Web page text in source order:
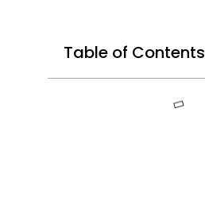
Table of Contents